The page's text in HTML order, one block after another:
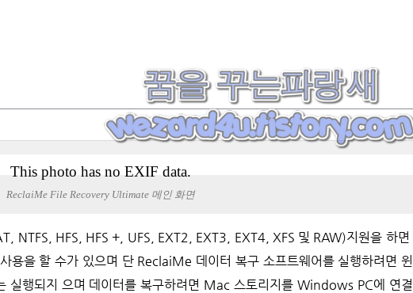
This photo has no EXIF data.
ReclaiMe File Recovery Ultimate 메인 화면
용을 할 수가 있으며 단 ReclaiMe 데이터 복구 소프트웨어를 실행하려면
행되지 으며 데이터를 복구하려면 Mac 스토리지를 Windows PC에 연